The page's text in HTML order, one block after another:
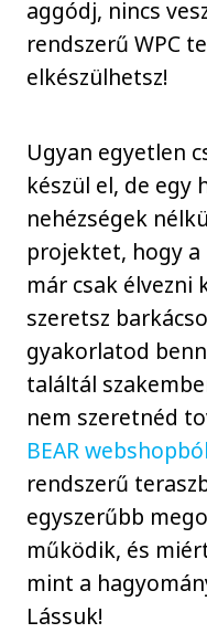
aggódj, nincs
rendszerű WPC
elkészülhetsz!
Ugyan egyetlen
készül el, de egy
nehézségek
projektet, hogy
már csak élvezni
szeretsz
gyakorlatod
találtál
nem szeretnéd
BEAR
rendszerű
egyszerűbb
működik, és
mint a
Lássuk!